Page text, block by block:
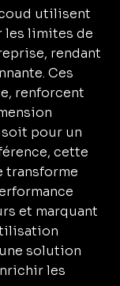
utilisent
les limites de
rendant
Ces
renforcent
soit pour un
cette
transforme
et marquant
solution
les